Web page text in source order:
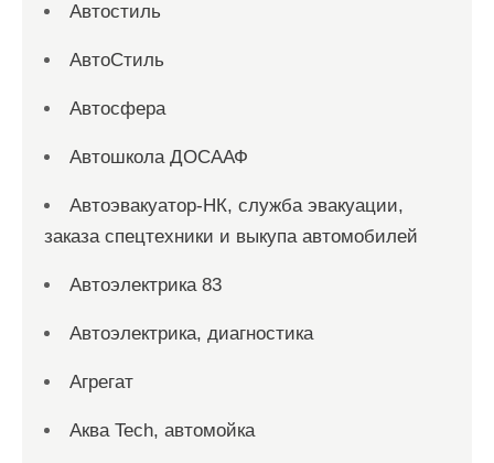
Автостиль
АвтоСтиль
Автосфера
Автошкола ДОСААФ
Автоэвакуатор-НК, служба эвакуации,
заказа спецтехники и выкупа автомобилей
Автоэлектрика 83
Автоэлектрика, диагностика
Агрегат
Аква Tech, автомойка